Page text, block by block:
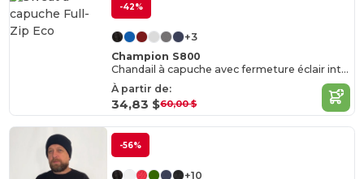
-42%
+3
Champion S800
Chandail à capuche avec fermeture éclair intégrale Eco
À partir de:
34,83 $60,00 $
-56%
+10